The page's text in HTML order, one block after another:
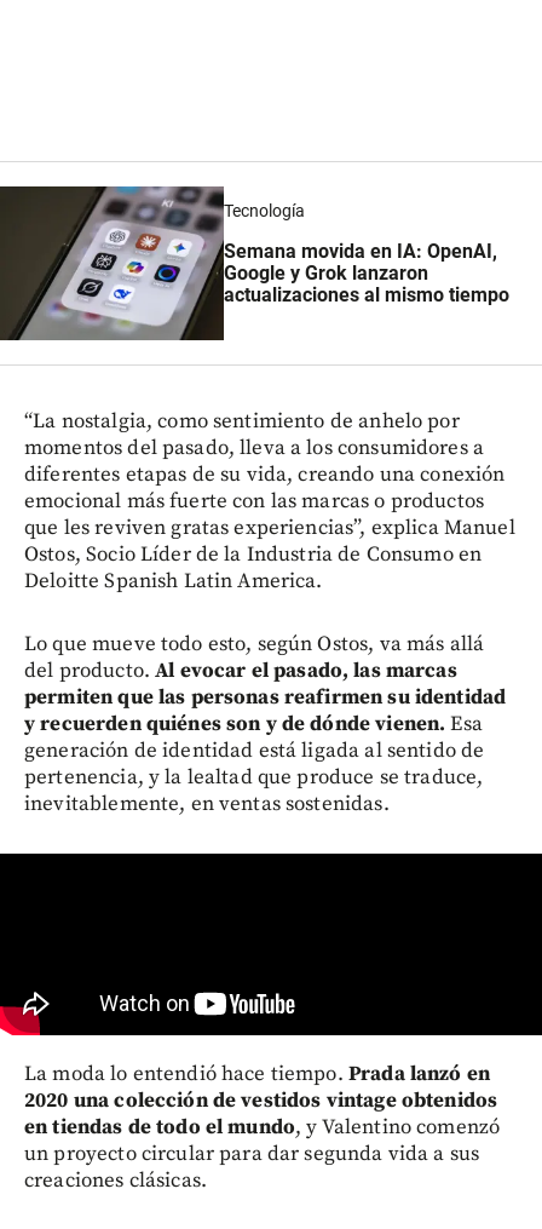
Tecnología
Semana movida en IA: OpenAI,
Google y Grok lanzaron
actualizaciones al mismo tiempo
“La nostalgia, como sentimiento de anhelo por
momentos del pasado, lleva a los consumidores a
diferentes etapas de su vida, creando una conexión
emocional más fuerte con las marcas o productos
que les reviven gratas experiencias”, explica Manuel
Ostos, Socio Líder de la Industria de Consumo en
Deloitte Spanish Latin America.
Lo que mueve todo esto, según Ostos, va más allá
del producto.Al evocar el pasado, las marcas
permiten que las personas reafirmen su identidad
y recuerden quiénes son y de dónde vienen.Esa
generación de identidad está ligada al sentido de
pertenencia, y la lealtad que produce se traduce,
inevitablemente, en ventas sostenidas.
La moda lo entendió hace tiempo. Prada lanzó en
2020 una colección de vestidos vintage obtenidos
en tiendas de todo el mundo, y Valentino comenzó
un proyecto circular para dar segunda vida a sus
creaciones clásicas.